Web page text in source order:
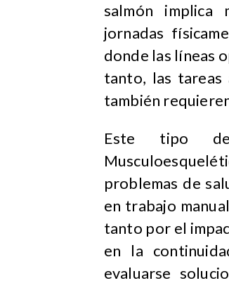
salmón implica
jornadas
donde las líneas
tanto, las tareas
también
Este tipo de
problemas de
en trabajo
tanto por el
en la
evaluarse